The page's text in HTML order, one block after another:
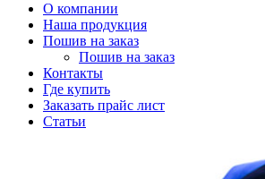
О компании
Наша продукция
Пошив на заказ
Пошив на заказ
Контакты
Где купить
Заказать прайс лист
Статьи